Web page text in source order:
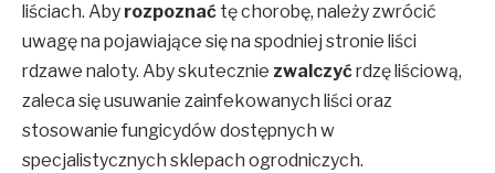
liściach. Aby rozpoznać tę chorobę, należy zwrócić
uwagę na pojawiające się na spodniej stronie liści
rdzawe naloty. Aby skutecznie zwalczyćrdzę liściową,
zaleca się usuwanie zainfekowanych liści oraz
stosowanie fungicydów dostępnych w
specjalistycznych sklepach ogrodniczych.